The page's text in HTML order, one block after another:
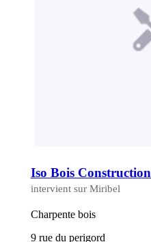
Iso Bois Construction
intervient sur Miribel
Charpente bois
9 rue du perigord